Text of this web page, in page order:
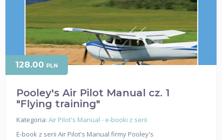
Pooley's Air Pilot Manual cz. 1
"Flying training"
Kategoria: Air Pilot's Manual - e-booki z serii
E-book z serii Air Pilot's Manual firmy Pooley's
128.00 PLN